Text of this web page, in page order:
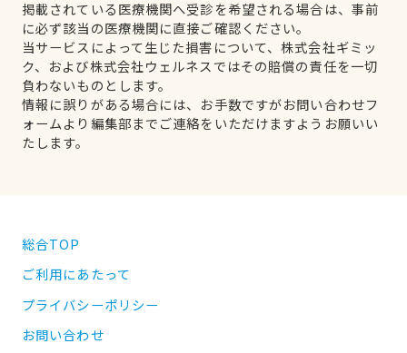
掲載されている医療機関へ受診を希望される場合は、事前
に必ず該当の医療機関に直接ご確認ください。
当サービスによって生じた損害について、株式会社ギミッ
ク、および株式会社ウェルネスではその賠償の責任を一切
負わないものとします。
情報に誤りがある場合には、お手数ですがお問い合わせフ
ォームより編集部までご連絡をいただけますようお願いい
たします。
総合TOP
ご利用にあたって
プライバシーポリシー
お問い合わせ